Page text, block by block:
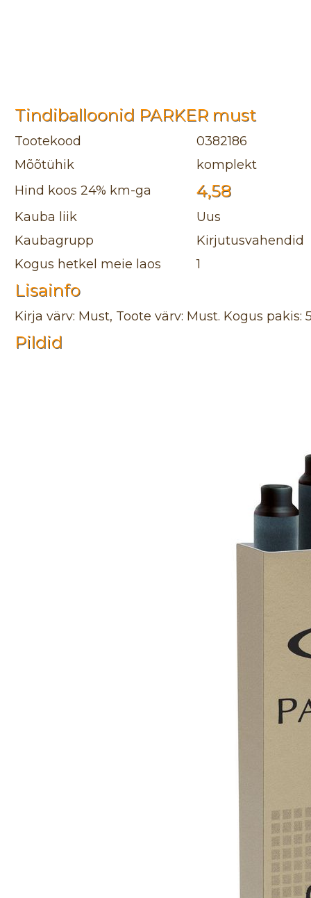
Tindiballoonid PARKER must
Tootekood
0382186
Mõõtühik
komplekt
Hind koos 24% km-ga
4,58
Kauba liik
Uus
Kaubagrupp
Kirjutusvahendid
Kogus hetkel meie laos
1
Lisainfo
Kirja värv: Must, Toote värv: Must. Kogus pakis:
Pildid